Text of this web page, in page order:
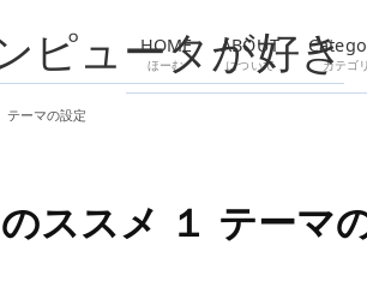
ピュータが好き
HOME
ほーむ
ABOUT
について カテゴ
ーマの設定
ススメ １ テーマ